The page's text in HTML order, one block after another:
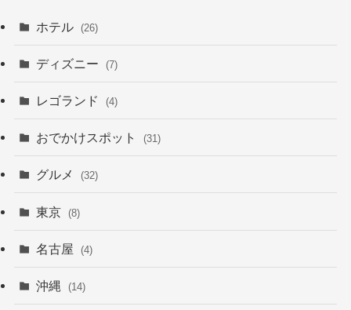
ホテル (26)
ディズニー (7)
レゴランド (4)
おでかけスポット (31)
グルメ (32)
東京 (8)
名古屋 (4)
沖縄 (14)